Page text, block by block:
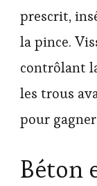
prescrit,
la pince.
contrôlant
les trous
pour
Béton